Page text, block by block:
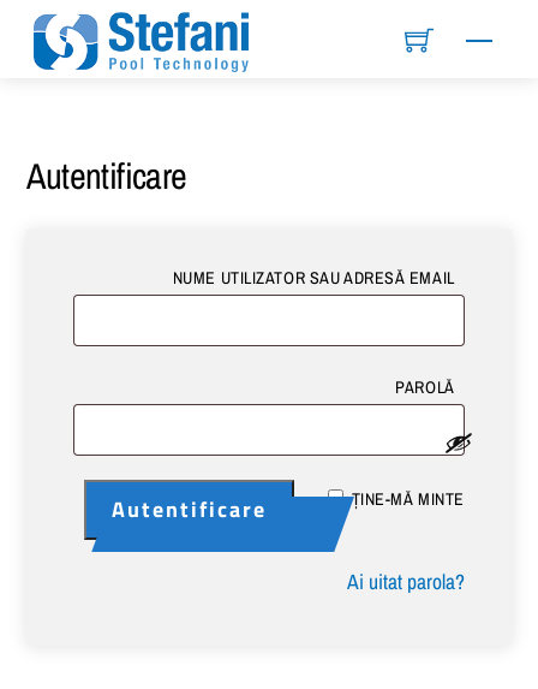
Menu
Autentificare
NUME UTILIZATOR SAU ADRESĂ EMAIL
PAROLĂ
ȚINE-MĂ MINTE
Autentificare
Ai uitat parola?